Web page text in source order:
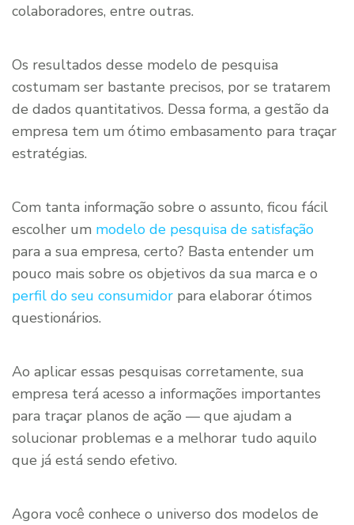
colaboradores, entre outras.
Os resultados desse modelo de pesquisa
costumam ser bastante precisos, por se tratarem
de dados quantitativos. Dessa forma, a gestão da
empresa tem um ótimo embasamento para traçar
estratégias.
Com tanta informação sobre o assunto, ficou fácil
escolher um modelo de pesquisa de satisfação
para a sua empresa, certo? Basta entender um
pouco mais sobre os objetivos da sua marca e o
perfil do seu consumidor para elaborar ótimos
questionários.
Ao aplicar essas pesquisas corretamente, sua
empresa terá acesso a informações importantes
para traçar planos de ação — que ajudam a
solucionar problemas e a melhorar tudo aquilo
que já está sendo efetivo.
Agora você conhece o universo dos modelos de